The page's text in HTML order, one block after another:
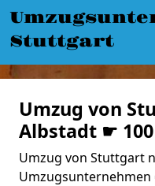
Stuttgart
Umzug von
Albstadt ☛
Umzug von Stuttgart
Umzugsunternehmen